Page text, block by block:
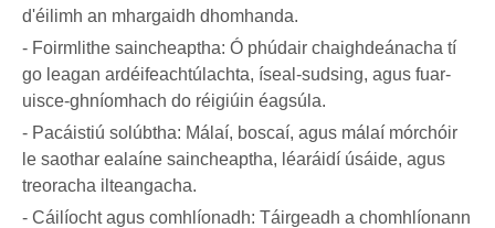
d'éilimh an mhargaidh dhomhanda.
- Foirmlithe saincheaptha: Ó phúdair chaighdeánacha tí
go leagan ardéifeachtúlachta, íseal-sudsing, agus fuar-
uisce-ghníomhach do réigiúin éagsúla.
- Pacáistiú solúbtha: Málaí, boscaí, agus málaí mórchóir
le saothar ealaíne saincheaptha, léaráidí úsáide, agus
treoracha ilteangacha.
- Cáilíocht agus comhlíonadh: Táirgeadh a chomhlíonann